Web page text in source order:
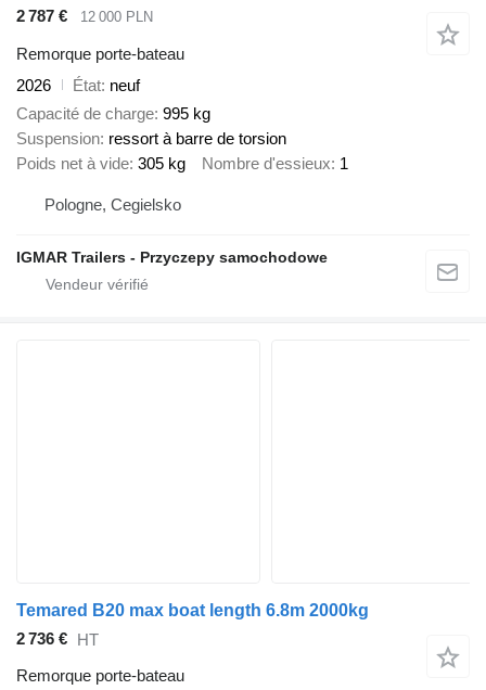
2 787 € 12 000 PLN
Remorque porte-bateau
2026
État neuf
Capacité de charge 995 kg
Suspension ressort à barre de torsion
Poids net à vide 305 kg Nombre d'essieux 1
Pologne, Cegielsko
IGMAR Trailers - Przyczepy samochodowe
Temared B20 max boat length 6.8m 2000kg
2 736 € HT
Remorque porte-bateau